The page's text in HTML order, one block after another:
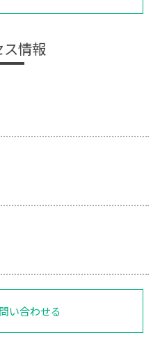
ス情報
い合わせる